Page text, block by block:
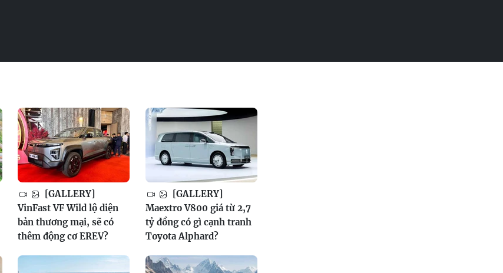
[GALLERY]
VinFast VF Wild lộ diện
bản thương mại, sẽ có
thêm động cơ EREV?
[GALLERY]
Maextro V800 giá từ 2,7
tỷ đồng có gì cạnh tranh
Toyota Alphard?